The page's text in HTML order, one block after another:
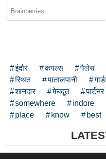
इंदौर कपल्स पैलेस
स्थित
पातालपानी
शानदार
मेघदूत पार्टनर
somewhere
indore
place
know best